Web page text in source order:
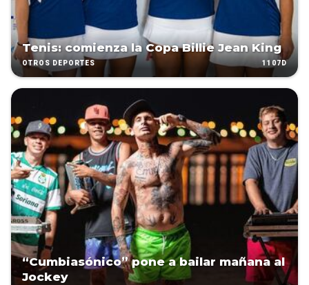
Tenis: comienza la Copa Billie Jean King
OTROS DEPORTES 1107D
“Cumbiasónico” pone a bailar mañana al
Jockey